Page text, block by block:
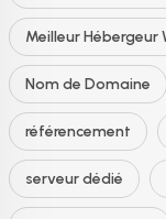
Meilleur Hébergeur
Nom de Domaine
référencement
serveur dédié